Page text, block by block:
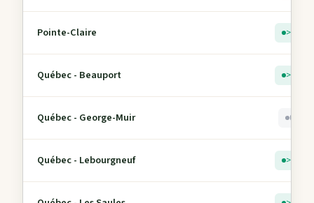
Pointe-Claire > 5
Québec - Beauport > 5
Québec - George-Muir 0
Québec - Lebourgneuf > 5